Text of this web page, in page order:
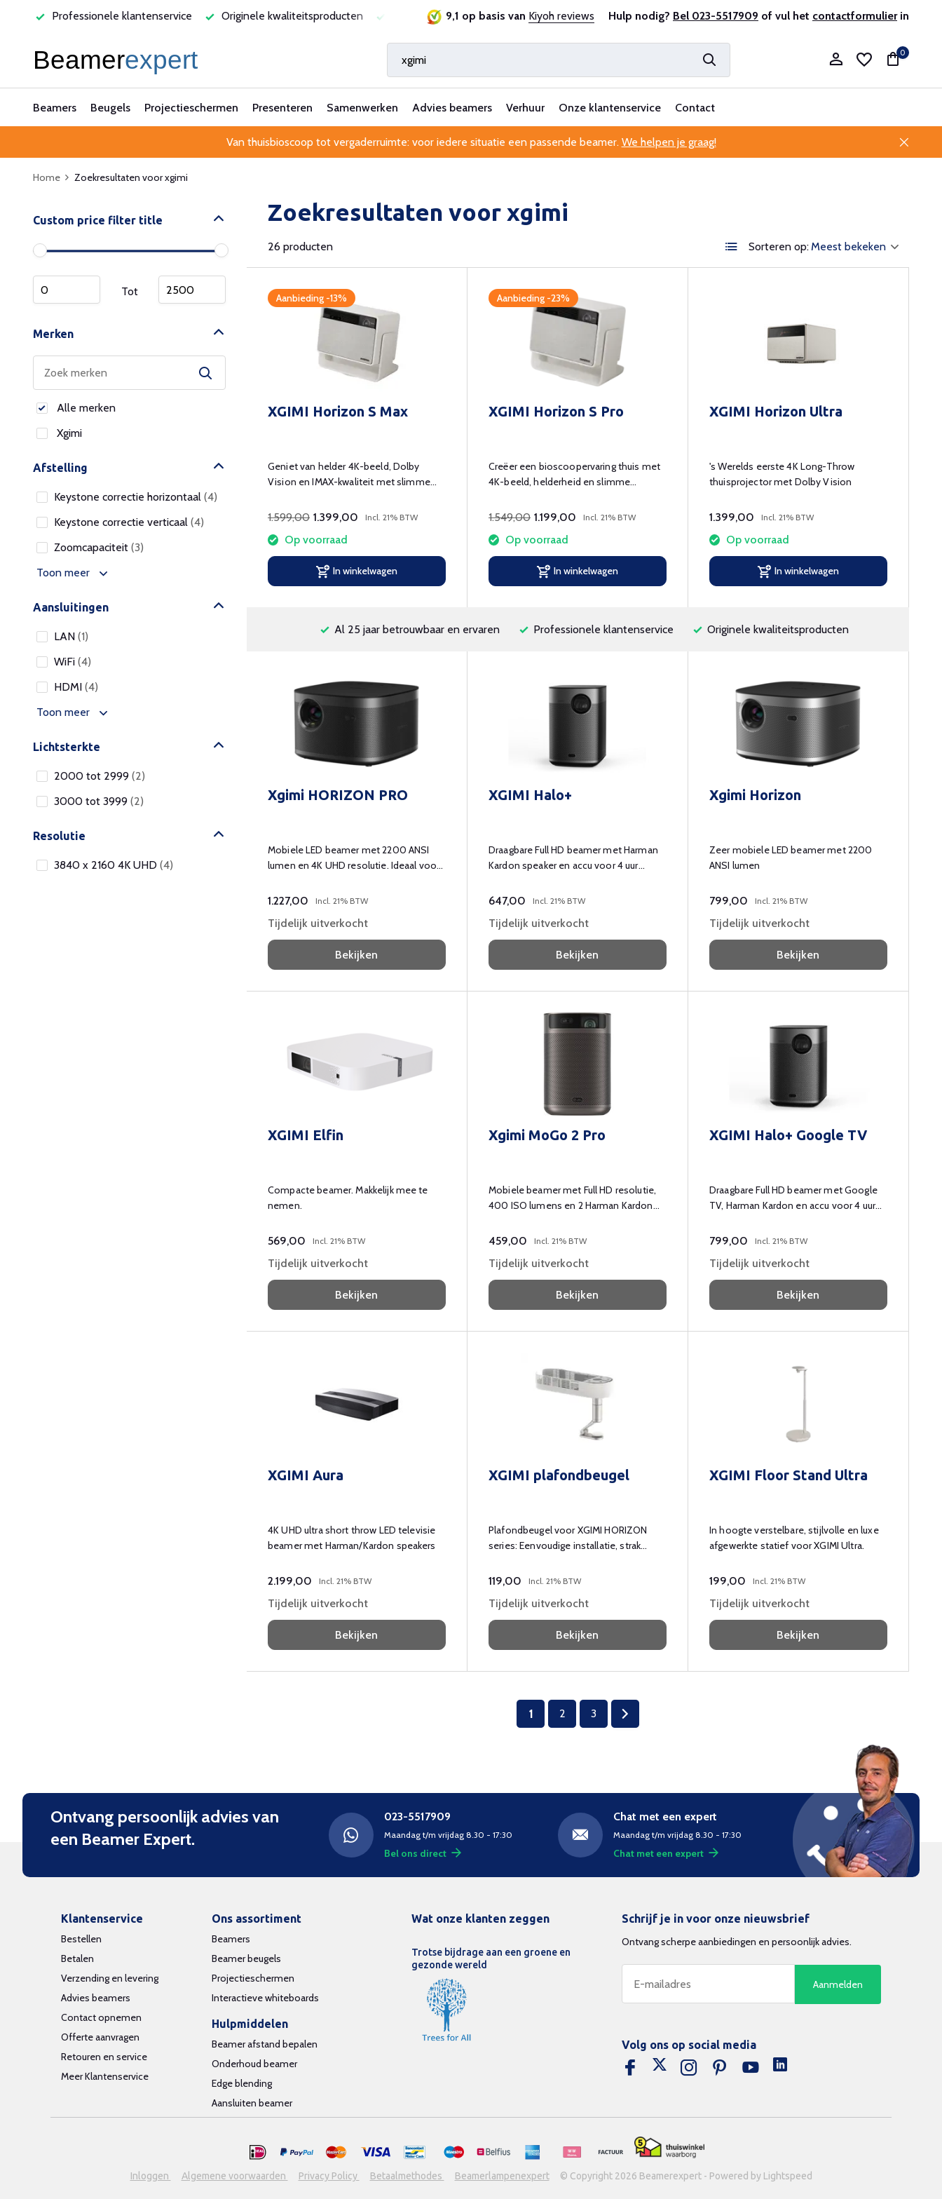
Professionele klantenservice Originele kwaliteitsproducten Laagste prijsgarantie Al 25 jaar betrouwbaar en ervaren Professionele klantenservice
9,1 op basis van Kiyoh reviews Hulp nodig? Bel 023-5517909 of vul het contactformulierin
0
Beamers Beugels Projectieschermen Presenteren Samenwerken Advies beamers Verhuur Onze klantenservice Contact
Van thuisbioscoop tot vergaderruimte: voor iedere situatie een passende beamer. We helpen je graag!
Home Zoekresultaten voor xgimi
Custom price filter title
Tot
Merken
Alle merken
Xgimi
Afstelling
Keystone correctie horizontaal (4)
Keystone correctie verticaal (4)
Zoomcapaciteit (3)
Toon meer
Aansluitingen
LAN (1)
WiFi (4)
HDMI (4)
Toon meer
Lichtsterkte
2000 tot 2999 (2)
3000 tot 3999 (2)
Resolutie
3840 x 2160 4K UHD (4)
Zoekresultaten voor xgimi
26 producten Sorteren op:
Aanbieding -13%
XGIMI Horizon S Max
Geniet van helder 4K-beeld, Dolby
Vision en IMAX-kwaliteit met slimme
1.599,00 1.399,00 Incl. 21% BTW
Op voorraad
In winkelwagen
Aanbieding -23%
XGIMI Horizon S Pro
Creëer een bioscoopervaring thuis met
4K-beeld, helderheid en slimme
1.549,00 1.199,00 Incl. 21% BTW
Op voorraad
In winkelwagen
XGIMI Horizon Ultra
's Werelds eerste 4K Long-Throw
thuisprojector met Dolby Vision
1.399,00 Incl. 21% BTW
Op voorraad
In winkelwagen
Al 25 jaar betrouwbaar en ervaren Professionele klantenservice Originele kwaliteitsproducten
Xgimi HORIZON PRO
Mobiele LED beamer met 2200 ANSI
lumen en 4K UHD resolutie. Ideaal voor
1.227,00 Incl. 21% BTW
Tijdelijk uitverkocht
Bekijken
XGIMI Halo+
Draagbare Full HD beamer met Harman
Kardon speaker en accu voor 4 uur
647,00 Incl. 21% BTW
Tijdelijk uitverkocht
Bekijken
Xgimi Horizon
Zeer mobiele LED beamer met 2200
ANSI lumen
799,00 Incl. 21% BTW
Tijdelijk uitverkocht
Bekijken
XGIMI Elfin
Compacte beamer. Makkelijk mee te
nemen.
569,00 Incl. 21% BTW
Tijdelijk uitverkocht
Bekijken
Xgimi MoGo 2 Pro
Mobiele beamer met Full HD resolutie,
400 ISO lumens en 2 Harman Kardon
459,00 Incl. 21% BTW
Tijdelijk uitverkocht
Bekijken
XGIMI Halo+ Google TV
Draagbare Full HD beamer met Google
TV, Harman Kardon en accu voor 4 uur
799,00 Incl. 21% BTW
Tijdelijk uitverkocht
Bekijken
XGIMI Aura
4K UHD ultra short throw LED televisie
beamer met Harman/Kardon speakers
2.199,00 Incl. 21% BTW
Tijdelijk uitverkocht
Bekijken
XGIMI plafondbeugel
Plafondbeugel voor XGIMI HORIZON
series: Eenvoudige installatie, strak
119,00 Incl. 21% BTW
Tijdelijk uitverkocht
Bekijken
XGIMI Floor Stand Ultra
In hoogte verstelbare, stijlvolle en luxe
afgewerkte statief voor XGIMI Ultra.
199,00 Incl. 21% BTW
Tijdelijk uitverkocht
Bekijken
1 2 3
Ontvang persoonlijk advies van
een Beamer Expert.
023-5517909
Maandag t/m vrijdag 8.30 - 17:30
Bel ons direct
Chat met een expert
Maandag t/m vrijdag 8.30 - 17:30
Chat met een expert
Klantenservice
Bestellen
Betalen
Verzending en levering
Advies beamers
Contact opnemen
Offerte aanvragen
Retouren en service
Meer Klantenservice
Ons assortiment
Beamers
Beamer beugels
Projectieschermen
Interactieve whiteboards
Hulpmiddelen
Beamer afstand bepalen
Onderhoud beamer
Edge blending
Aansluiten beamer
Wat onze klanten zeggen
Trotse bijdrage aan een groene en
gezonde wereld
Schrijf je in voor onze nieuwsbrief
Ontvang scherpe aanbiedingen en persoonlijk advies.
Aanmelden
Volg ons op social media
Inloggen Algemene voorwaarden Privacy Policy Betaalmethodes Beamerlampenexpert © Copyright 2026 Beamerexpert - Powered by Lightspeed